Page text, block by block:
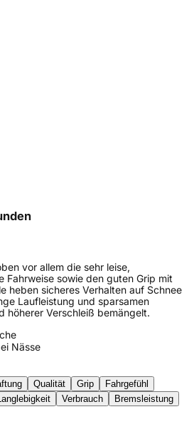
vor allem die sehr leise,
Fahrweise sowie den guten Grip mit
heben sicheres Verhalten auf Schnee
Laufleistung und sparsamen
höherer Verschleiß bemängelt.
Nässe
Qualität Grip
Fahrgefühl
Verbrauch Bremsleistung